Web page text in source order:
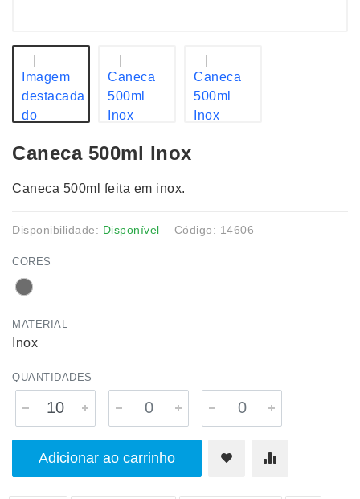
Caneca 500ml Inox
Caneca 500ml feita em inox.
Disponibilidade: Disponível Código: 14606
CORES
MATERIAL
Inox
QUANTIDADES
Adicionar ao carrinho